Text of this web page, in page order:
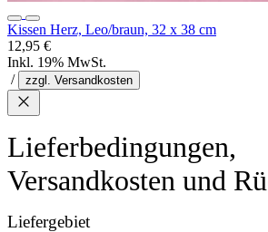
Kissen Herz, Leo/braun, 32 x 38 cm
12,95 €
Inkl. 19% MwSt.
/
zzgl. Versandkosten
Lieferbedingungen,
Versandkosten und
Liefergebiet